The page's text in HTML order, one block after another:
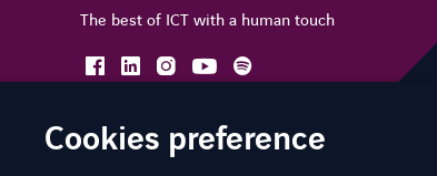
The best of ICT with a human touch
facebooklinkedininstagram
youtubespotify
Cookies preference